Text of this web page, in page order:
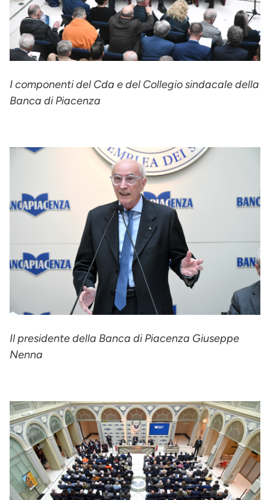
I componenti del Cda e del Collegio sindacale della
Banca di Piacenza
Il presidente della Banca di Piacenza Giuseppe
Nenna